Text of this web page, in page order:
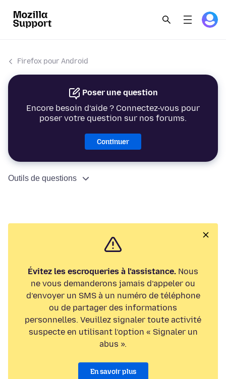
Firefox pour Android
Poser une question
Encore besoin d’aide ? Connectez-vous pour
poser votre question sur nos forums.
Continuer
Outils de questions
Évitez les escroqueries à l’assistance. Nous
ne vous demanderons jamais d’appeler ou
d’envoyer un SMS à un numéro de téléphone
ou de partager des informations
personnelles. Veuillez signaler toute activité
suspecte en utilisant l’option « Signaler un
abus ».
En savoir plus